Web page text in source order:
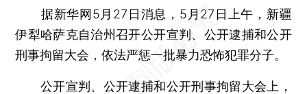
据新华网5月27日消息，5月27日上午，新疆
伊犁哈萨克自治州召开公开宣判、公开逮捕和公开
刑事拘留大会，依法严惩一批暴力恐怖犯罪分子。
公开宣判、公开逮捕和公开刑事拘留大会上，